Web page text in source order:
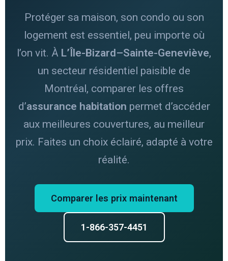
Protéger sa maison, son condo ou son
logement est essentiel, peu importe où
l’on vit. À L’Île-Bizard–Sainte-Geneviève,
un secteur résidentiel paisible de
Montréal, comparer les offres
d’assurance habitation permet d’accéder
aux meilleures couvertures, au meilleur
prix. Faites un choix éclairé, adapté à votre
réalité.
Comparer les prix maintenant
1-866-357-4451